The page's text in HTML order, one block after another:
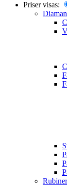
Priser visas:
Rubiner